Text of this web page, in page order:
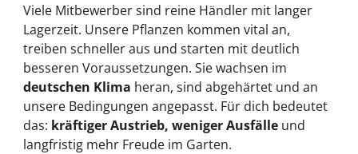
Viele Mitbewerber sind reine Händler mit langer
Lagerzeit. Unsere Pflanzen kommen vital an,
treiben schneller aus und starten mit deutlich
besseren Voraussetzungen. Sie wachsen im
deutschen Klima heran, sind abgehärtet und an
unsere Bedingungen angepasst. Für dich bedeutet
das: kräftiger Austrieb, weniger Ausfälle und
langfristig mehr Freude im Garten.